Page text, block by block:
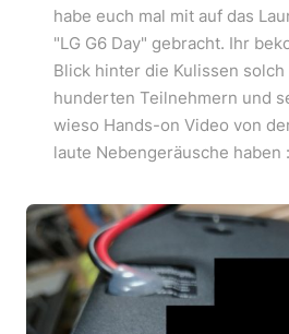
habe euch mal mit auf das
"LG G6 Day" gebracht. Ihr
Blick hinter die Kulissen
hunderten Teilnehmern und
wieso Hands-on Video von
laute Nebengeräusche haben